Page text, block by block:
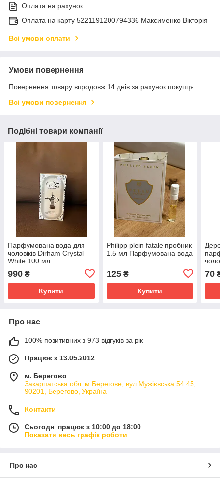
Оплата на рахунок
Оплата на карту 5221191200794336 Максименко Вікторія
Всі умови оплати
Умови повернення
Повернення товару впродовж 14 днів за рахунок покупця
Всі умови повернення
Подібні товари компанії
Парфумована вода для
чоловіків Dirham Crystal
White 100 мл
990 ₴
Купити
Philipp plein fatale пробник
1.5 мл Парфумована вода
125₴
Купити
70
Про нас
100% позитивних з 973 відгуків за рік
Працює з 13.05.2012
м. Берегово
Закарпатська обл, м.Берегове, вул.Мужієвська 54 45,
90201, Берегово, Україна
Контакти
Сьогодні працює з 10:00 до 18:00
Показати весь графік роботи
Про нас